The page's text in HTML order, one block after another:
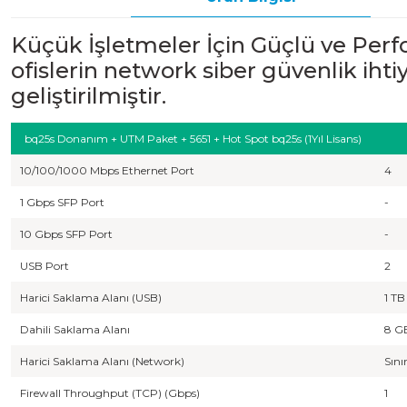
Küçük İşletmeler İçin Güçlü ve
ofislerin network siber güvenlik
geliştirilmiştir.
bq25s Donanım + UTM Paket + 5651 + Hot Spot bq25s (1Yıl Lisans)
10/100/1000 Mbps Ethernet Port 4
1 Gbps SFP Port -
10 Gbps SFP Port -
USB Port 2
Harici Saklama Alanı (USB) 1 TB
Dahili Saklama Alanı 8
Harici Saklama Alanı (Network)
Firewall Throughput (TCP) (Gbps) 1